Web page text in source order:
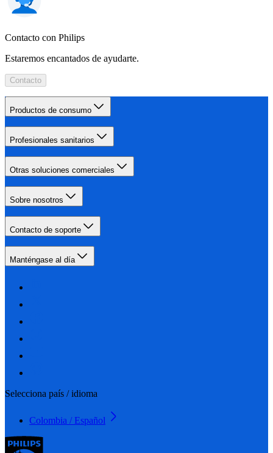
Contacto con Philips
Estaremos encantados de ayudarte.
Contacto
Productos de consumo
Profesionales sanitarios
Otras soluciones comerciales
Sobre nosotros
Contacto de soporte
Manténgase al día
Selecciona país / idioma
Colombia / Español